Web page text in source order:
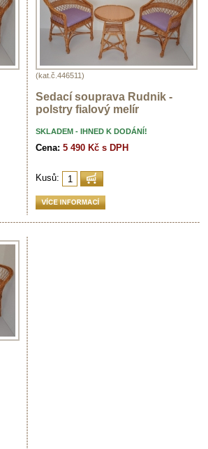
(kat.č.446511)
Sedací souprava Rudnik -
polstry fialový melír
SKLADEM - IHNED K DODÁNÍ!
Cena: 5 490 Kč s DPH
Kusů: